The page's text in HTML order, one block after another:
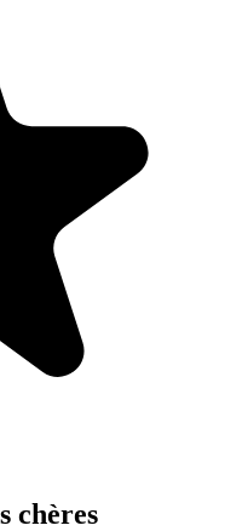
chères